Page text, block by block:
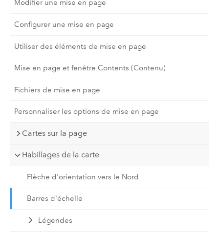
Modifier une mise en page
Configurer une mise en page
Utiliser des éléments de mise en page
Mise en page et fenêtre Contents (Contenu)
Fichiers de mise en page
Personnaliser les options de mise en page
Cartes sur la page
Habillages de la carte
Flèche d'orientation vers le Nord
Barres d'échelle
Légendes